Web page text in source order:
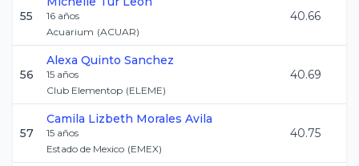
55 16 años
Acuarium (ACUAR)
40.66
56
Alexa Quinto Sanchez
15 años
Club Elementop (ELEME)
40.69
57
Camila Lizbeth Morales Avila
15 años
Estado de Mexico (EMEX)
40.75